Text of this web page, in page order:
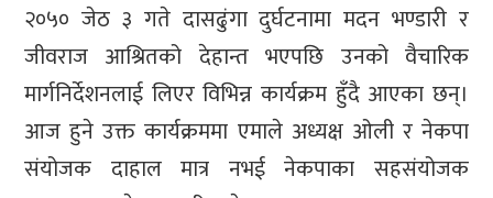
२०५० जेठ ३ गते दासढुंगा दुर्घटनामा मदन भण्डारी र
जीवराज आश्रितको देहान्त भएपछि उनको वैचारिक
मार्गनिर्देशनलाई लिएर विभिन्न कार्यक्रम हुँदै आएका छन्।
आज हुने उक्त कार्यक्रममा एमाले अध्यक्ष ओली र नेकपा
संयोजक दाहाल मात्र नभई नेकपाका सहसंयोजक